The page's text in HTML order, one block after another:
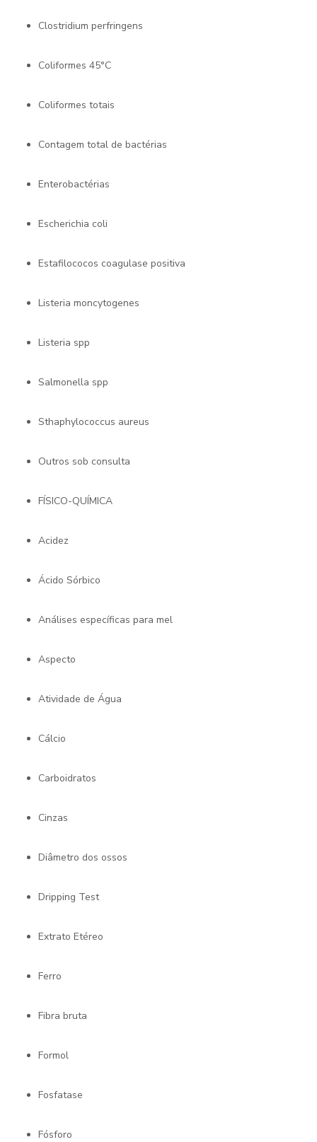
Clostridium perfringens
Coliformes 45°C
Coliformes totais
Contagem total de bactérias
Enterobactérias
Escherichia coli
Estafilococos coagulase positiva
Listeria moncytogenes
Listeria spp
Salmonella spp
Sthaphylococcus aureus
Outros sob consulta
FÍSICO-QUÍMICA
Acidez
Ácido Sórbico
Análises específicas para mel
Aspecto
Atividade de Água
Cálcio
Carboidratos
Cinzas
Diâmetro dos ossos
Dripping Test
Extrato Etéreo
Ferro
Fibra bruta
Formol
Fosfatase
Fósforo